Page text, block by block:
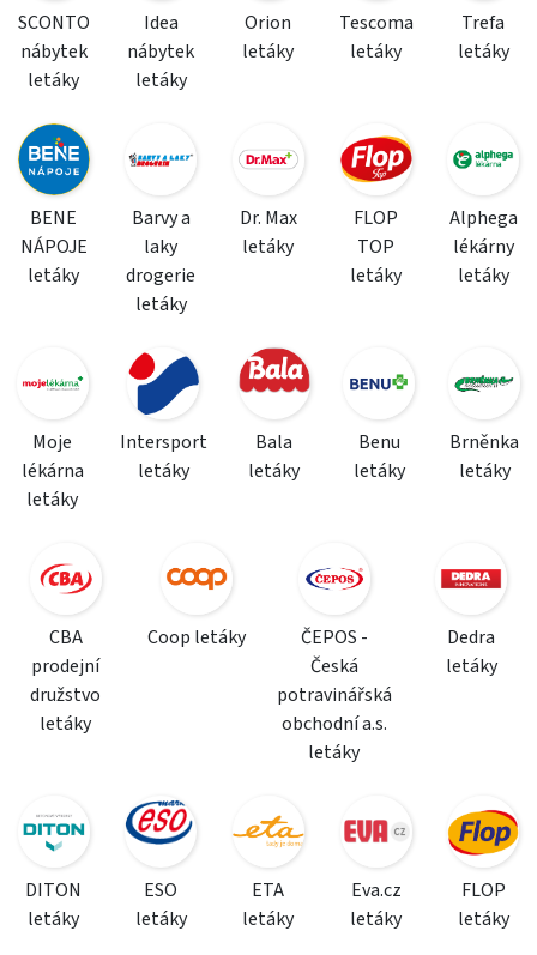
SCONTO
nábytek
letáky
Idea
nábytek
letáky
Orion
letáky
Tescoma
letáky
Trefa
letáky
BENE
NÁPOJE
letáky
Barvy a
laky
drogerie
letáky
Dr. Max
letáky
FLOP
TOP
letáky
Alphega
lékárny
letáky
Moje
lékárna
letáky
Intersport
letáky
Bala
letáky
Benu
letáky
Brněnka
letáky
CBA
prodejní
družstvo
letáky
Coop letáky
ČEPOS -
Česká
potravinářská
obchodní a.s.
letáky
Dedra
letáky
DITON
letáky
ESO
letáky
ETA
letáky
Eva.cz
letáky
FLOP
letáky